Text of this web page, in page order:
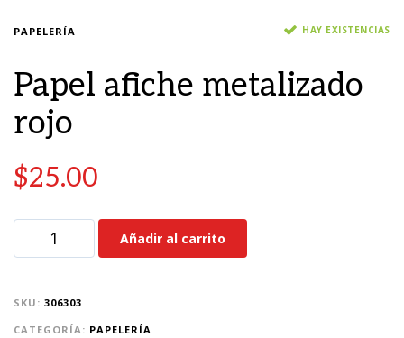
PAPELERÍA HAY EXISTENCIAS
Papel afiche metalizado
rojo
$25.00
Añadir al carrito
SKU: 306303
CATEGORÍA: PAPELERÍA